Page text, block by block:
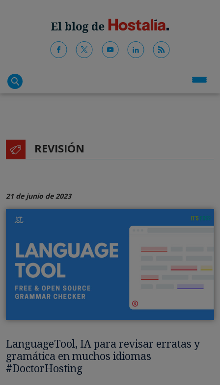
REVISIÓN
21 de junio de 2023
LanguageTool, IA para revisar erratas y
gramática en muchos idiomas
#DoctorHosting